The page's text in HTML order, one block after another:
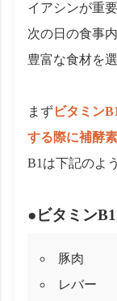
イアシンが重
次の日の食事
豊富な食材を
まずビタミン
する際に補酵
B1は下記のよ
●ビタミン
豚肉
レバー